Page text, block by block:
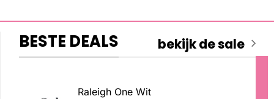
BESTE DEALS bekijk de sale
Raleigh One Wit